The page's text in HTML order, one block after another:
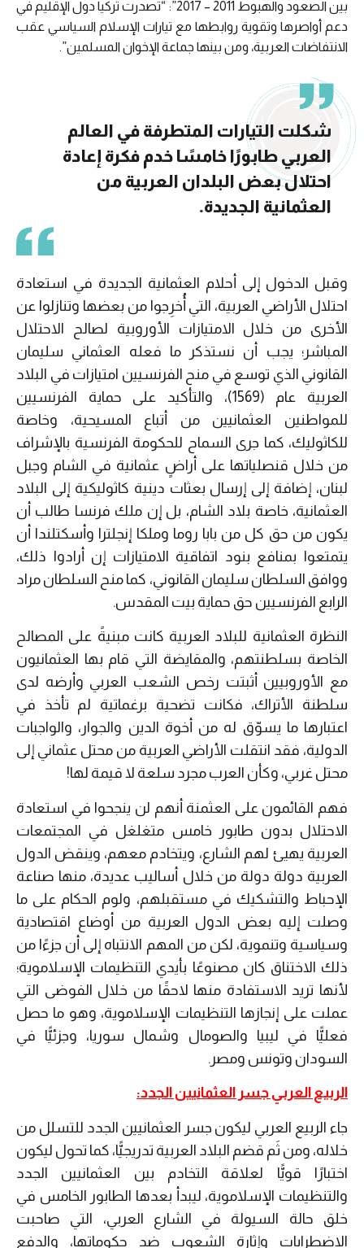
بين الصعود والهبوط 2011 – 2017”: “تصدرت تركيا دول الإقليم في
دعم أواصرها وتقوية روابطها مع تيارات الإسلام السياسي عقب
الانتفاضات العربية، ومن بينها جماعة الإخوان المسلمين”.
شكلت التيارات المتطرفة في العالم
العربي طابورًا خامسًا خدم فكرة إعادة
احتلال بعض البلدان العربية من
العثمانية الجديدة.
وقبل الدخول إلى أحلام العثمانية الجديدة في استعادة
احتلال الأراضي العربية، التي أُخرِجوا من بعضها وتنازلوا عن
الأخرى من خلال الامتيازات الأوروبية لصالح الاحتلال
المباشر؛ يجب أن نستذكر ما فعله العثماني سليمان
القانوني الذي توسع في منح الفرنسيين امتيازات في البلاد
العربية عام (1569)، والتأكيد على حماية الفرنسيين
للمواطنين العثمانيين من أتباع المسيحية، وخاصة
للكاثوليك، كما جرى السماح للحكومة الفرنسية بالإشراف
من خلال قنصلياتها على أراضٍ عثمانية في الشام وجبل
لبنان، إضافة إلى إرسال بعثات دينية كاثوليكية إلى البلاد
العثمانية، خاصة بلاد الشام، بل إن ملك فرنسا طالب أن
يكون من حق كل من بابا روما وملكا إنجلترا وأسكتلندا أن
يتمتعوا بمنافع بنود اتفاقية الامتيازات إن أرادوا ذلك،
ووافق السلطان سليمان القانوني، كما منح السلطان مراد
الرابع الفرنسيين حق حماية بيت المقدس.
النظرة العثمانية للبلاد العربية كانت مبنيةً على المصالح
الخاصة بسلطنتهم، والمقايضة التي قام بها العثمانيون
مع الأوروبيين أثبتت رخص الشعب العربي وأرضه لدى
سلطنة الأتراك، فكانت تضحية برغماتية لم تأخذ في
اعتبارها ما يسوّق له من أخوة الدين والجوار، والواجبات
الدولية، فقد انتقلت الأراضي العربية من محتل عثماني إلى
محتل غربي، وكأن العرب مجرد سلعة لا قيمة لها!
فهم القائمون على العثمنة أنهم لن ينجحوا في استعادة
الاحتلال بدون طابور خامس متغلغل في المجتمعات
العربية يهيئ لهم الشارع، ويتخادم معهم، وينقض الدول
العربية دولة دولة من خلال أساليب عديدة، منها صناعة
الإحباط والتشكيك في مستقبلهم، ولوم الحكام على ما
وصلت إليه بعض الدول العربية من أوضاع اقتصادية
وسياسية وتنموية، لكن من المهم الانتباه إلى أن جزءًا من
ذلك الاختناق كان مصنوعًا بأيدي التنظيمات الإسلاموية؛
لأنها تريد الاستفادة منها لاحقًا من خلال الفوضى التي
عملت على إنجازها التنظيمات الإسلاموية، وهو ما حصل
فعليًّا في ليبيا والصومال وشمال سوريا، وجزئيًّا في
السودان وتونس ومصر.
الربيع العربي جسر العثمانيين الجدد:
جاء الربيع العربي ليكون جسر العثمانيين الجدد للتسلل من
خلاله، ومن ثَم قضم البلاد العربية تدريجيًّا، كما تحول ليكون
اختبارًا قويًّا لعلاقة التخادم بين العثمانيين الجدد
والتنظيمات الإسلاموية، ليبدأ بعدها الطابور الخامس في
خلق حالة السيولة في الشارع العربي، التي صاحبت
الاضطرابات وإثارة الشعوب ضد حكوماتها، والدفع